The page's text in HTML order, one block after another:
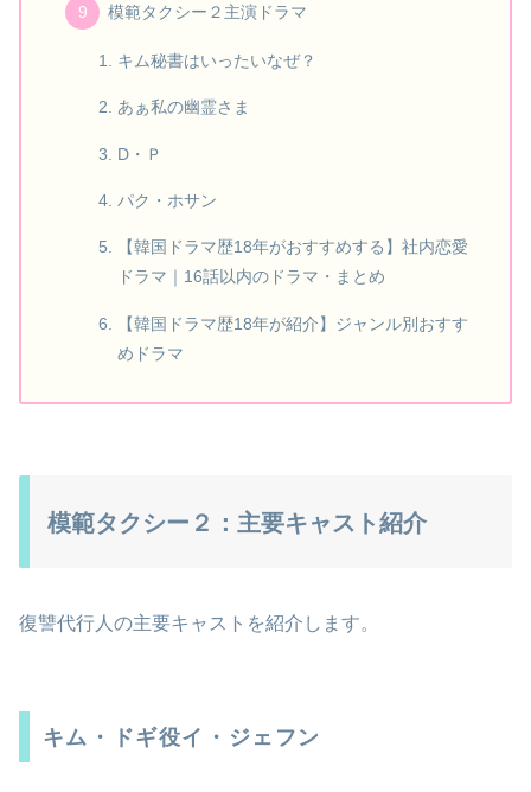
模範タクシー２主演ドラマ
キム秘書はいったいなぜ？
あぁ私の幽霊さま
D・Ｐ
パク・ホサン
【韓国ドラマ歴18年がおすすめする】社内恋愛
ドラマ｜16話以内のドラマ・まとめ
【韓国ドラマ歴18年が紹介】ジャンル別おすす
めドラマ
模範タクシー２：主要キャスト紹介
復讐代行人の主要キャストを紹介します。
キム・ドギ役イ・ジェフン